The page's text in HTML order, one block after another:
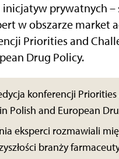
prywatnych –
w obszarze market
Priorities and
Drug Policy.
konferencji Priorities
Polish and European
eksperci rozmawiali
branży